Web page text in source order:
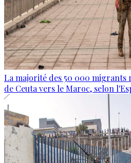
La majorité des 50 000
de Ceuta vers le Maroc, selon